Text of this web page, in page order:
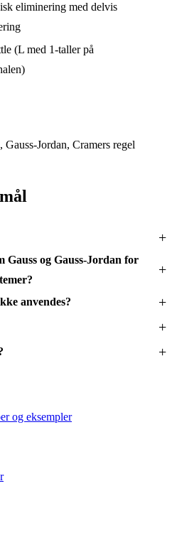
eliminering med delvis
(L med 1-taller på
Gauss-Jordan, Cramers regel
Gauss og Gauss-Jordan for
anvendes?
og eksempler